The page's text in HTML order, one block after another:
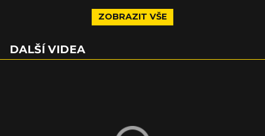
ZOBRAZIT VŠE
DALŠÍ VIDEA